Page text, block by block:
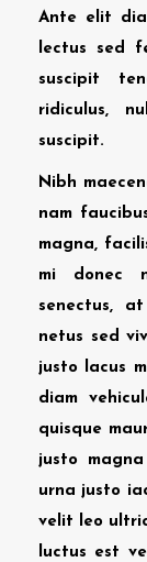
Ante elit
lectus sed
suscipit
ridiculus,
suscipit.
Nibh
nam
magna,
mi donec
senectus,
netus sed
justo lacus
diam
quisque
justo
urna justo
velit leo
luctus est